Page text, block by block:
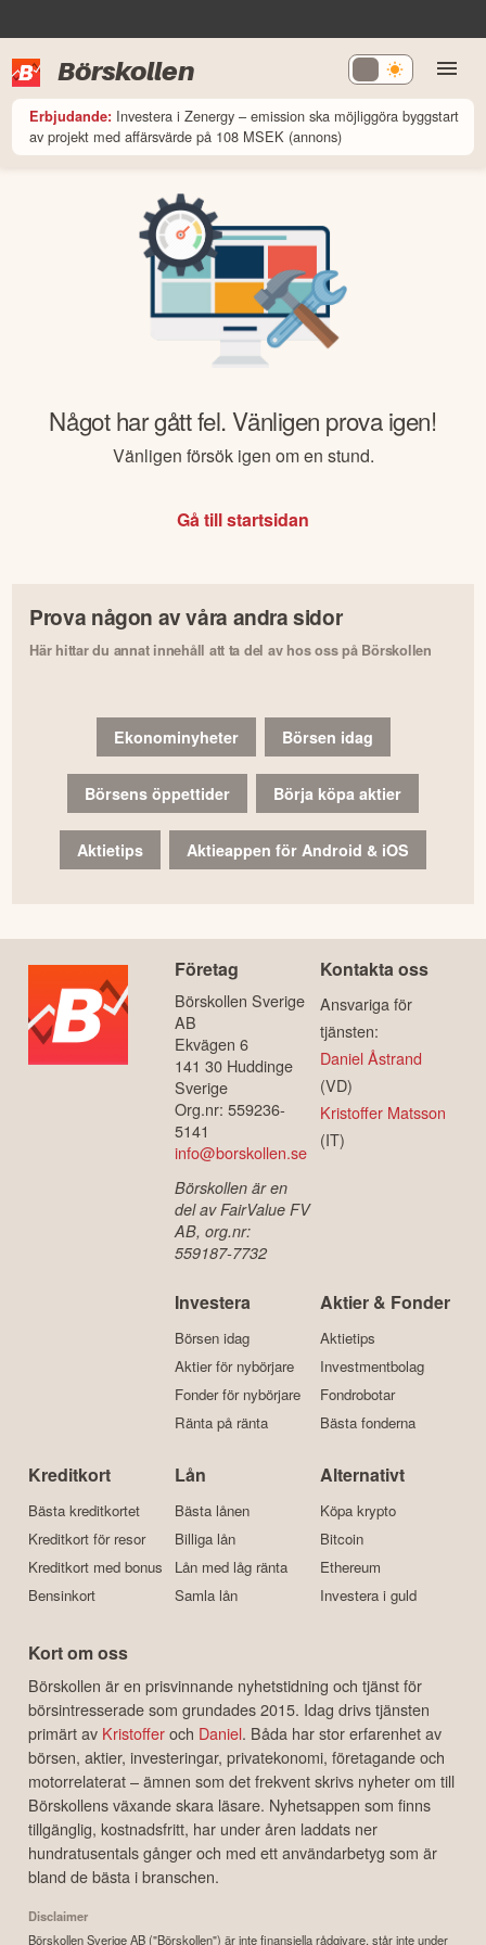
Börskollen
Erbjudande: Investera i Zenergy – emission ska möjliggöra byggstart
av projekt med affärsvärde på 108 MSEK (annons)
Något har gått fel. Vänligen prova igen!
Vänligen försök igen om en stund.
Gå till startsidan
Prova någon av våra andra sidor
Här hittar du annat innehåll att ta del av hos oss på Börskollen
Ekonominyheter Börsen idag
Börsens öppettider Börja köpa aktier
Aktietips Aktieappen för Android & iOS
Företag
Börskollen Sverige
AB
Ekvägen 6
141 30 Huddinge
Sverige
Org.nr: 559236-
5141
info@borskollen.se
Börskollen är en
del av FairValue FV
AB, org.nr:
559187-7732
Kontakta oss
Ansvariga för
tjänsten:
Daniel Åstrand
(VD)
Kristoffer Matsson
(IT)
Investera
Börsen idag
Aktier för nybörjare
Fonder för nybörjare
Ränta på ränta
Aktier & Fonder
Aktietips
Investmentbolag
Fondrobotar
Bästa fonderna
Kreditkort
Bästa kreditkortet
Kreditkort för resor
Kreditkort med bonus
Bensinkort
Lån
Bästa lånen
Billiga lån
Lån med låg ränta
Samla lån
Alternativt
Köpa krypto
Bitcoin
Ethereum
Investera i guld
Kort om oss
Börskollen är en prisvinnande nyhetstidning och tjänst för
börsintresserade som grundades 2015. Idag drivs tjänsten
primärt av Kristofferoch Daniel. Båda har stor erfarenhet av
börsen, aktier, investeringar, privatekonomi, företagande och
motorrelaterat – ämnen som det frekvent skrivs nyheter om till
Börskollens växande skara läsare. Nyhetsappen som finns
tillgänglig, kostnadsfritt, har under åren laddats ner
hundratusentals gånger och med ett användarbetyg som är
bland de bästa i branschen.
Disclaimer
Börskollen Sverige AB ("Börskollen") är inte finansiella rådgivare, står inte under